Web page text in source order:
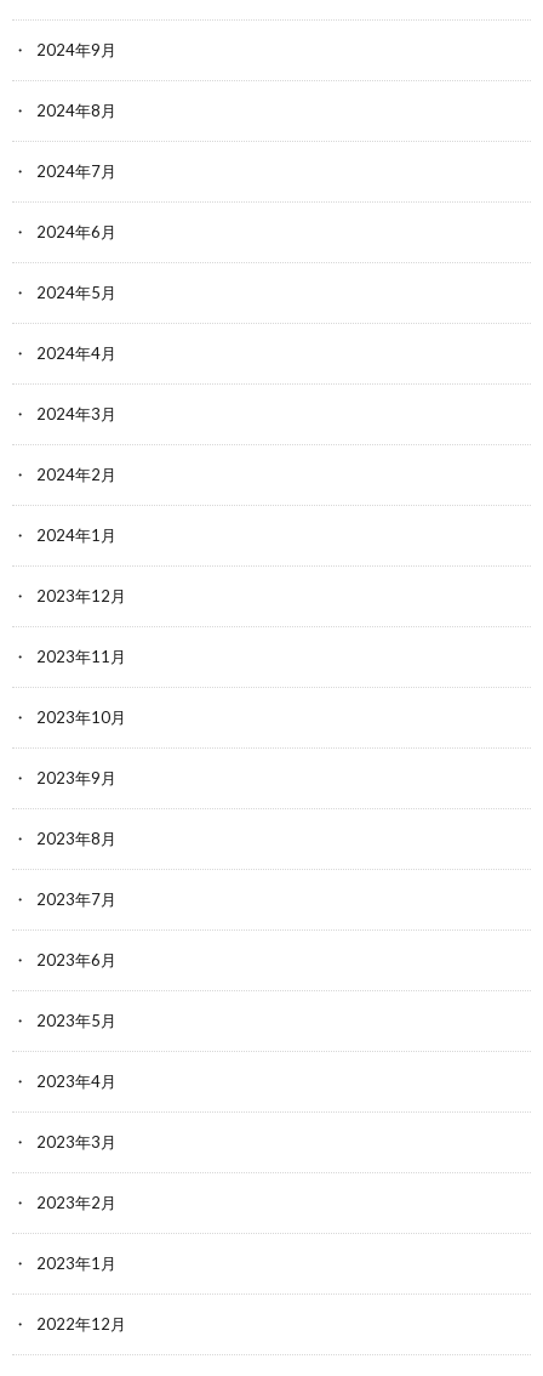
2024年9月
2024年8月
2024年7月
2024年6月
2024年5月
2024年4月
2024年3月
2024年2月
2024年1月
2023年12月
2023年11月
2023年10月
2023年9月
2023年8月
2023年7月
2023年6月
2023年5月
2023年4月
2023年3月
2023年2月
2023年1月
2022年12月